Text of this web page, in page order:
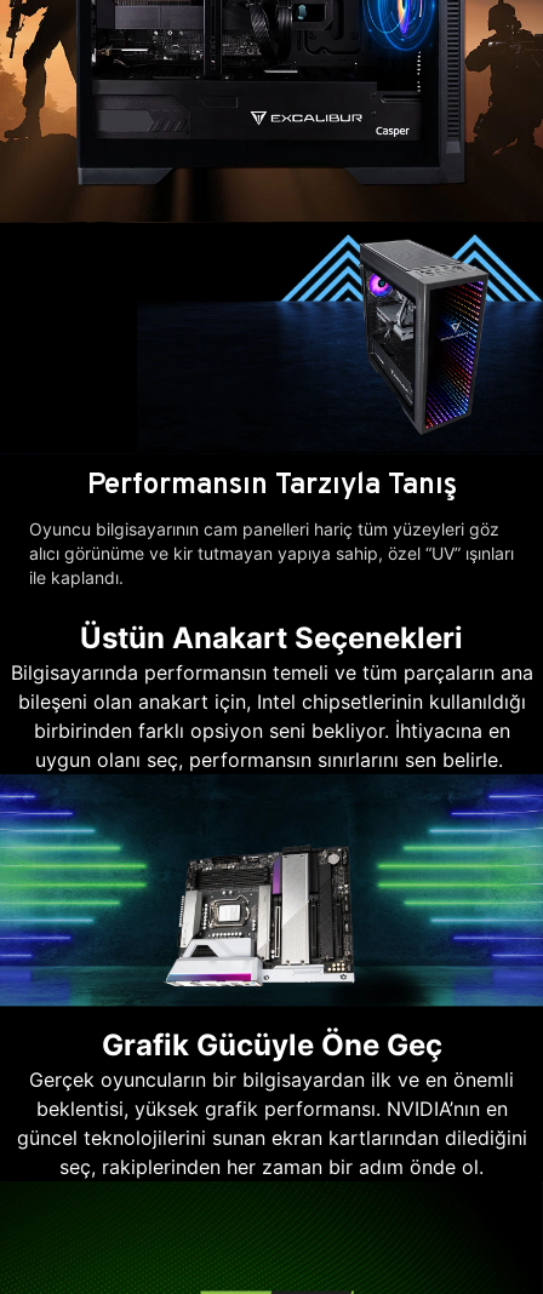
Performansın Tarzıyla Tanış
Oyuncu bilgisayarının cam panelleri hariç tüm yüzeyleri göz
alıcı görünüme ve kir tutmayan yapıya sahip, özel “UV” ışınları
ile kaplandı.
Üstün Anakart Seçenekleri
Bilgisayarında performansın temeli ve tüm parçaların ana
bileşeni olan anakart için, Intel chipsetlerinin kullanıldığı
birbirinden farklı opsiyon seni bekliyor. İhtiyacına en
uygun olanı seç, performansın sınırlarını sen belirle.
Grafik Gücüyle Öne Geç
Gerçek oyuncuların bir bilgisayardan ilk ve en önemli
beklentisi, yüksek grafik performansı. NVIDIA’nın en
güncel teknolojilerini sunan ekran kartlarından dilediğini
seç, rakiplerinden her zaman bir adım önde ol.